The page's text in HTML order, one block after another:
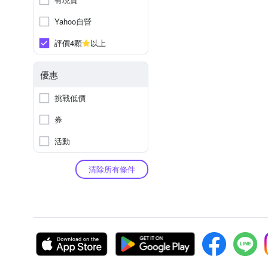
Yahoo自營
評價4顆
以上
優惠
挑戰低價
券
活動
清除所有條件